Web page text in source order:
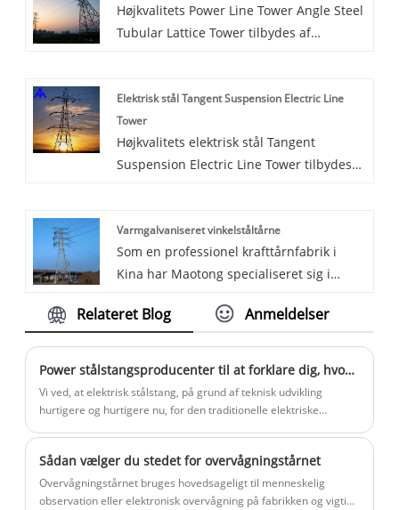
Højkvalitets Power Line Tower Angle Steel
Tubular Lattice Tower tilbydes af
Lattice Tower som er af høj kvalitet
direkte til lav pris.
Elektrisk stål Tangent Suspension Electric Line
Tower
Højkvalitets elektrisk stål Tangent
Suspension Electric Line Tower tilbydes
Line Tower som er af høj kvalitet direkte
til lav pris. Hvordan kan vi garantere
kvalitet? Altid en præproduktionsprøve
inspektion før forsendelse; Hvad kan du
købe hos os? Metalpladedele,
byggemateriale, autodele, elskab,
laserskæring Hvorfor skal du købe hos os
og ikke fra andre leverandører? Maotong
er ikke-standard tilpasset
pladefremstillingsservicevirksomhed, vi
har mere end 10 års erfaring med CNC-
bukning, svejsning, CNC-stansning og
Varmgalvaniseret vinkelståltårne
Som en professionel krafttårnfabrik i
Kina har Maotong specialiseret sig i
varmgalvaniserede vinkelståltårne, som
hovedsageligt forbundet med bolte med
minimalt svejsearbejde. Disse holdbare
tårne ​​er lavet af råmaterialer af høj
kvalitet, med pålidelig kvalitet, velegnet til
kraft- og kommunikationsområder.
Relateret Blog Anmeldelser
Power stålstangsproducenter til at forklare dig, hvordan det skal ruste.
Vi ved, at elektrisk stålstang, på grund af teknisk udvikling
hurtigere og hurtigere nu, for den traditionelle elektriske
Sådan vælger du stedet for overvågningstårnet
Overvågningstårnet bruges hovedsageligt til menneskelig
observation eller elektronisk overvågning på fabrikken og vigtige